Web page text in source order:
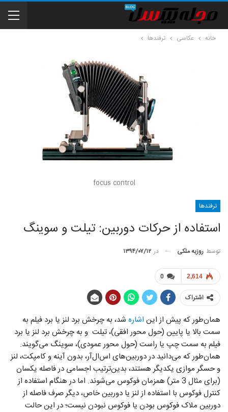
خانه عکاسی ترفندها
focus control
ترفندها
استفاده از حرکات دوربین: تیلت و سوینگ
توسط روزبه ملکی در ۱۳۹۴/۰۷/۱۲
0 2,614
اشتراک
همان‌طور که پیش از این اشاره شد، به چرخش برد لنز یا برد فیلم به
سمت بالا یا پایین (حول محور افقی)، تیلت و به چرخش برد لنز یا برد
فیلم به سمت چپ یا راست (حول محور عمودی)، سوینگ می‌گویند.
همان‌طور که می‌دانید در دوربین‌های اس‌ال‌آر، بدون آینه و کامپکت، لنز
و حسگر موازی یکدیگر هستند، بدین‌ترتیب اجسامی در فاصله یکسان
(برای مثال 3 متر) همزمان فوکوس می‌شوند. اما در هنگام استفاده از
کنترل فوکوس با استفاده از لنز یا دوربین خاص، دیگر صرف فاصله از
دوربین ملاک فوکوس بودن یا فوکوس نبودن نیست؛ در این حالت